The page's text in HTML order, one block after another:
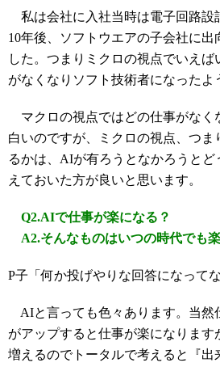
私は会社に入社当時は電子回路設
10年後、ソフトウエアの子会社に出
した。つまりミクロの視点でいえ
がなくなりソフト技術者になったよ
マクロの視点ではどの仕事がなく
白いのですが、ミクロの視点、つま
るかは、AIが有ろうとなかろうと
えておいた方が良いと思います。
Q2.AIで仕事が楽になる？
A2.そんなものはいつの時代でも楽
P子「何か投げやりな回答になってな
AIと言っても色々あります。当然
がアップすると仕事が楽になります
増えるのでトータルで考えると『出